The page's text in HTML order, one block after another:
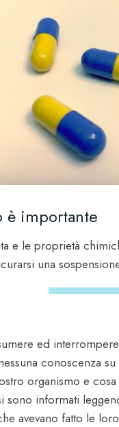
è importante
e le proprietà
una
ed
conoscenza
organismo e
informati
avevano fatto le